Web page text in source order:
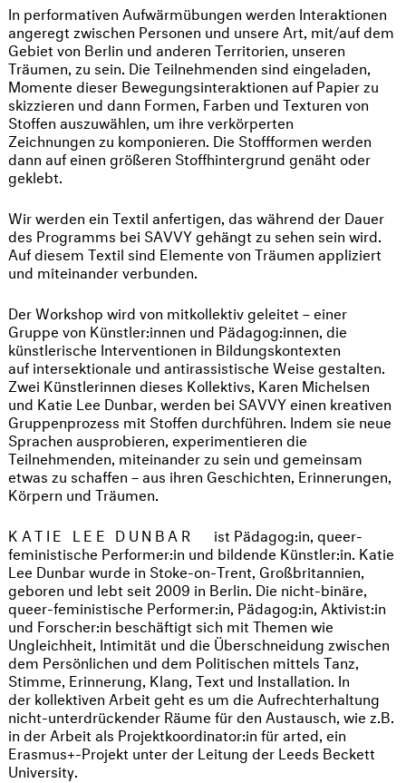
In performativen Aufwärmübungen werden Interaktionen
angeregt zwischen Personen und unsere Art, mit/auf dem
Gebiet von Berlin und anderen Territorien, unseren
Träumen, zu sein. Die Teilnehmenden sind eingeladen,
Momente dieser Bewegungsinteraktionen auf Papier zu
skizzieren und dann Formen, Farben und Texturen von
Stoffen auszuwählen, um ihre verkörperten
Zeichnungen zu komponieren. Die Stoffformen werden
dann auf einen größeren Stoffhintergrund genäht oder
geklebt.
Wir werden ein Textil anfertigen, das während der Dauer
des Programms bei SAVVY gehängt zu sehen sein wird.
Auf diesem Textil sind Elemente von Träumen appliziert
und miteinander verbunden.
Der Workshop wird von mitkollektiv geleitet – einer
Gruppe von Künstler:innen und Pädagog:innen, die
künstlerische Interventionen in Bildungskontexten
auf intersektionale und antirassistische Weise gestalten.
Zwei Künstlerinnen dieses Kollektivs, Karen Michelsen
und Katie Lee Dunbar, werden bei SAVVY einen kreativen
Gruppenprozess mit Stoffen durchführen. Indem sie neue
Sprachen ausprobieren, experimentieren die
Teilnehmenden, miteinander zu sein und gemeinsam
etwas zu schaffen – aus ihren Geschichten, Erinnerungen,
Körpern und Träumen.
KATIE LEE DUNBAR
ist Pädagog:in, queer-
feministische Performer:in und bildende Künstler:in. Katie
Lee Dunbar wurde in Stoke-on-Trent, Großbritannien,
geboren und lebt seit 2009 in Berlin. Die nicht-binäre,
queer-feministische Performer:in, Pädagog:in, Aktivist:in
und Forscher:in beschäftigt sich mit Themen wie
Ungleichheit, Intimität und die Überschneidung zwischen
dem Persönlichen und dem Politischen mittels Tanz,
Stimme, Erinnerung, Klang, Text und Installation. In
der kollektiven Arbeit geht es um die Aufrechterhaltung
nicht-unterdrückender Räume für den Austausch, wie z.B.
in der Arbeit als Projektkoordinator:in für arted, ein
Erasmus+-Projekt unter der Leitung der Leeds Beckett
University.